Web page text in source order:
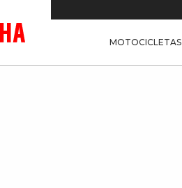
MOTOCICLETAS